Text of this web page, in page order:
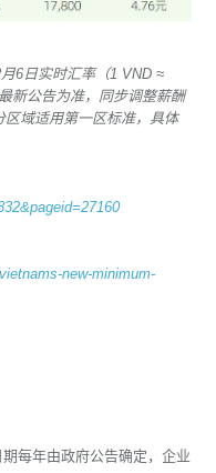
6日实时汇率（1 VND ≈
新公告为准，同步调整薪酬
域适用第一区标准，具体
new-minimum-
每年由政府公告确定，企业